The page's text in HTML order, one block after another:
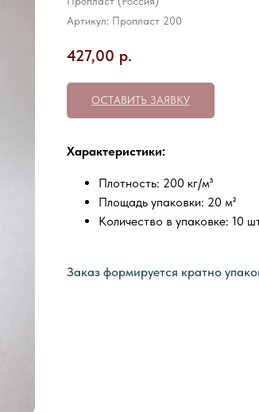
Артикул: Пропласт 200
427,00 р.
ОСТАВИТЬ ЗАЯВКУ
Характеристики:
Плотность: 200 кг/м³
Площадь упаковки: 20 м²
Количество в упаковке: 10
Заказ формируется кратно